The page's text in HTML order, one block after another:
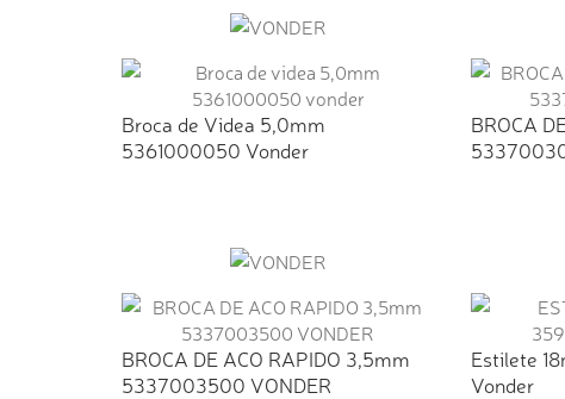
Broca de Videa 5,0mm
5361000050 Vonder
BROCA
BROCA DE ACO RAPIDO 3,5mm
5337003500 VONDER
Estilete
Vonder